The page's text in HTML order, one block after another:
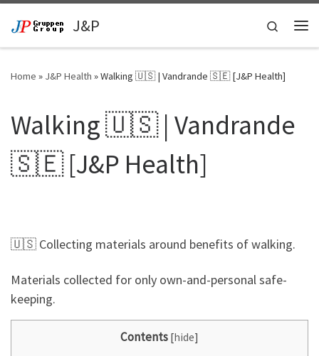
Skip to contentJ&P
Search
Home » J&P Health »Walking 🇺🇸 | Vandrande 🇸🇪 [J&P Health]
Walking 🇺🇸 | Vandrande
🇸🇪 [J&P Health]
🇺🇸 Collecting materials around benefits of walking.
Materials collected for only own-and-personal safe-
keeping.
Contents [hide]